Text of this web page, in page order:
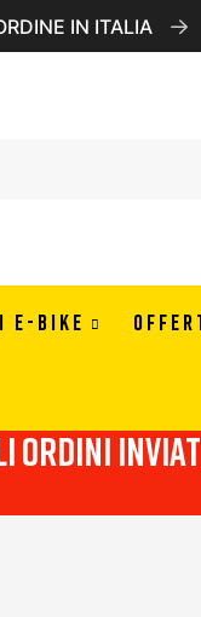
IN ITALIA
E-BIKE
ordini